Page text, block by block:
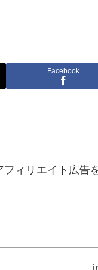
Facebook
ィリエイト広告